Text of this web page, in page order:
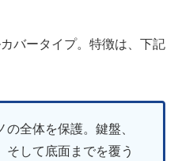
バータイプ。特徴は、下記
の全体を保護。鍵盤、
そして底面までを覆う